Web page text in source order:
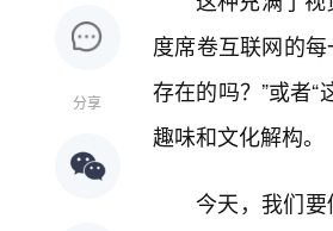
分享
度席卷互联网的
存在的吗？”或者
趣味和文化解构。
今天，我们